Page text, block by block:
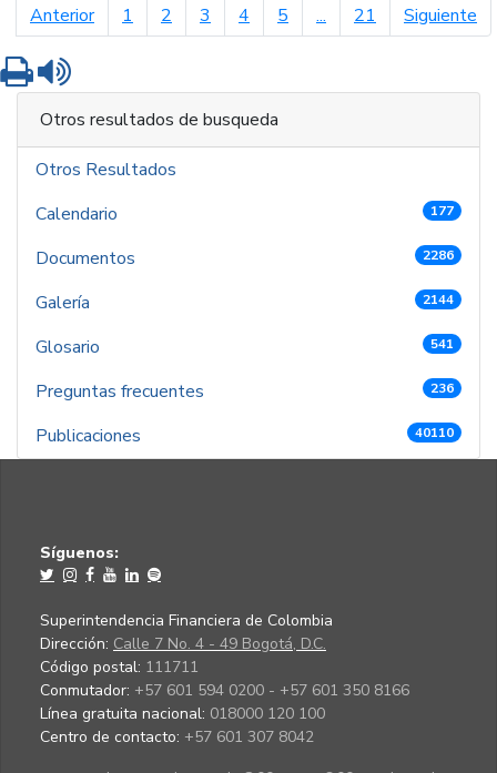
Anteriorpágina anterior
1 2 3 4 5 ... 21 Siguiente
Imprimir
Otros resultados de busqueda
Otros Resultados
Calendario
177
Documentos 2286
Galería 2144
Glosario 541
Preguntas frecuentes 236
Publicaciones 40110
Síguenos:
Superintendencia Financiera de Colombia
Dirección: Calle 7 No. 4 - 49 Bogotá, D.C.
Código postal: 111711
Conmutador: +57 601 594 0200 - +57 601 350 8166
Línea gratuita nacional: 018000 120 100
Centro de contacto: +57 601 307 8042